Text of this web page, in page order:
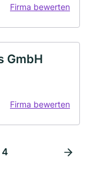
Firma bewerten
GmbH
Firma bewerten
4